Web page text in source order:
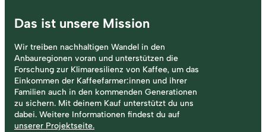
Das ist unsere Mission
Wir treiben nachhaltigen Wandel in den
Anbauregionen voran und unterstützen die
Forschung zur Klimaresilienz von Kaffee, um das
Einkommen der Kaffeefarmer:innen und ihrer
Familien auch in den kommenden Generationen
zu sichern. Mit deinem Kauf unterstützt du uns
dabei. Weitere Informationen findest du auf
unserer Projektseite.